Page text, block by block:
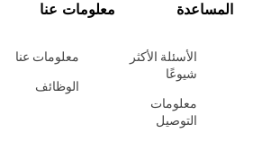
المساعدة
الأسئلة الأكثر
شيوعًا
معلومات
التوصيل
معلومات عنا
معلومات عنا
الوظائف